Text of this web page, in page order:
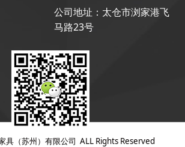
公司地址：太仓市浏家港飞
马路23号
具（苏州）有限公司 ALL Rights Reserved